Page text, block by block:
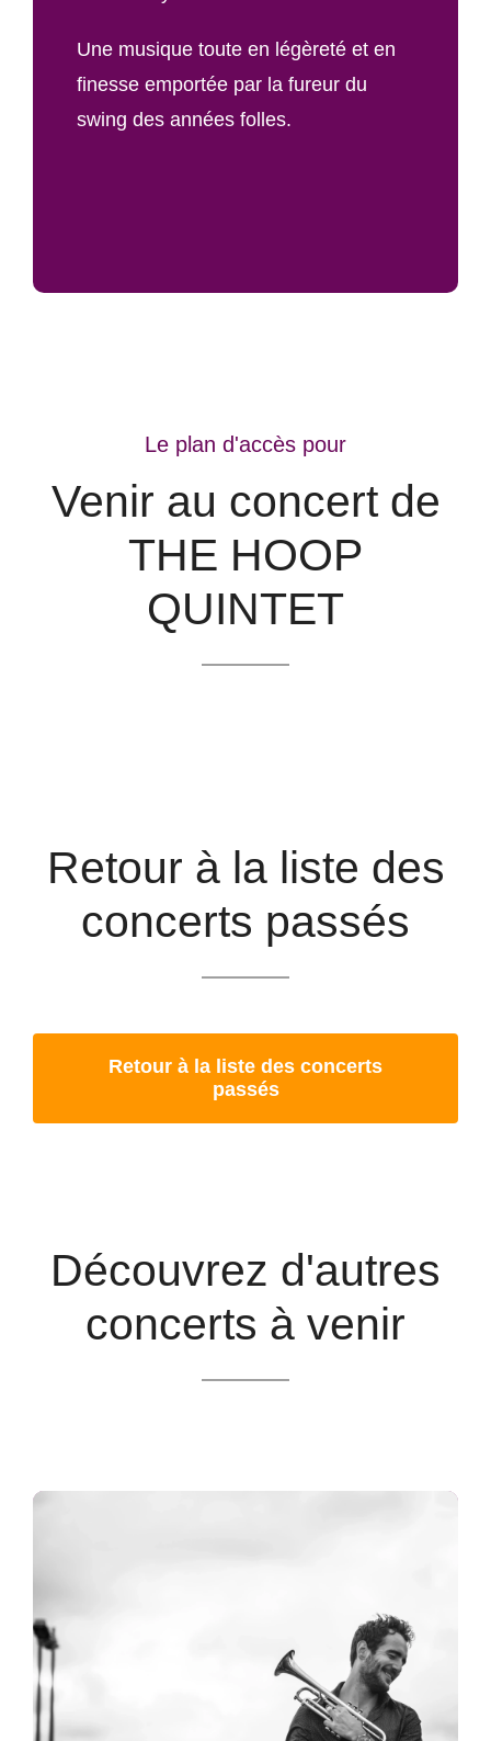
Une musique toute en légèreté et en
finesse emportée par la fureur du
swing des années folles.
Le plan d'accès pour
Venir au concert de
THE HOOP
QUINTET
Retour à la liste des
concerts passés
Retour à la liste des concerts
passés
Découvrez d'autres
concerts à venir